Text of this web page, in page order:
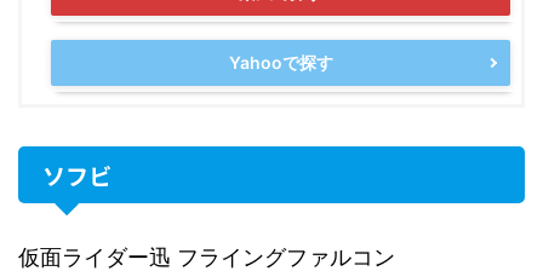
Yahooで探す
ソフビ
仮面ライダー迅 フライングファルコン